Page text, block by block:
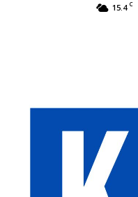
15.4 C